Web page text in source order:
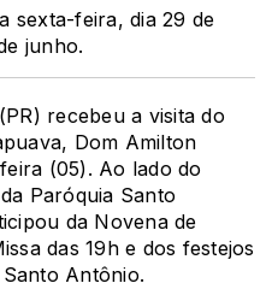
sexta-feira, dia 29 de
junho.
recebeu a visita do
Dom Amilton
(05). Ao lado do
Paróquia Santo
da Novena de
das 19h e dos festejos
Antônio.